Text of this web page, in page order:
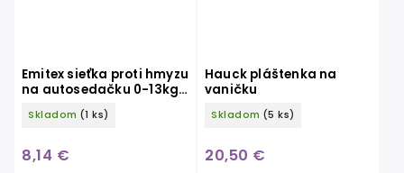
Emitex sieťka proti hmyzu
na autosedačku 0-13kg
Skladom (1 ks)
8,14 €
Hauck pláštenka na
vaničku
Skladom (5 ks)
20,50 €